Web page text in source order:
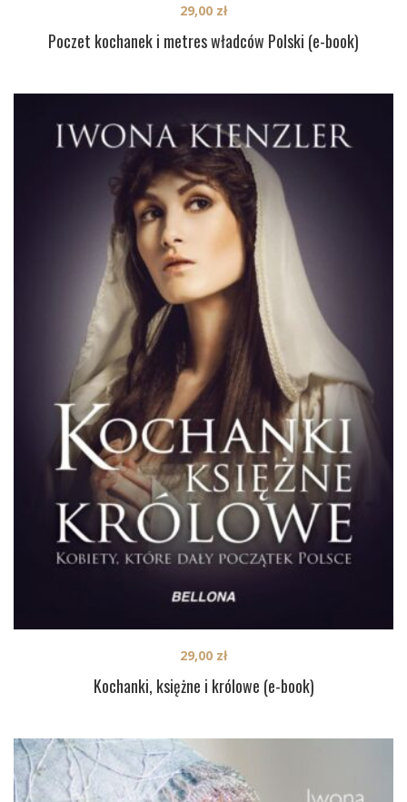
Poczet kochanek i metres władców Polski (e-book)
29,00 zł
Kochanki, księżne i królowe (e-book)
29,00 zł